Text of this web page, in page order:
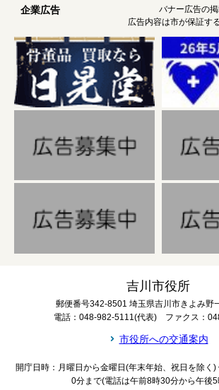
企業広告
バナー広告の
広告内容は市が保証す
吉川市役所
郵便番号342-8501 埼玉県吉川市きよみ野
電話：048-982-5111(代表) ファクス：
市役所への交通案内
開庁日時：月曜日から金曜日(年末年始、祝日を除く
0分まで(電話は午前8時30分から午後